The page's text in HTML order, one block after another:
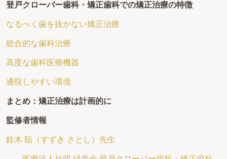
登戸クローバー歯科・矯正歯科での矯正治療の特徴
なるべく歯を抜かない矯正治療
総合的な歯科治療
高度な歯科医療機器
通院しやすい環境
まとめ：矯正治療は計画的に
監修者情報
鈴木 聡（すずき さとし）先生